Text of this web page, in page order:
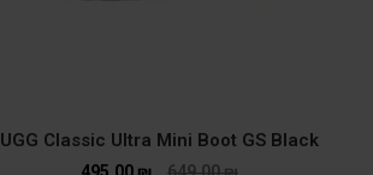
UGG Classic Ultra Mini Boot GS Black